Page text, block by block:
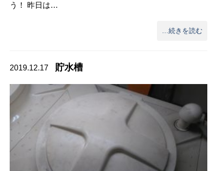
う！ 昨日は…
…続きを読む
2019.12.17 貯水槽